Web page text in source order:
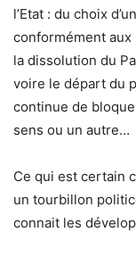
l’Etat : du choix
conformément
la dissolution du
voire le départ du
continue de
sens ou un autre…
Ce qui est certain
un tourbillon
connait les